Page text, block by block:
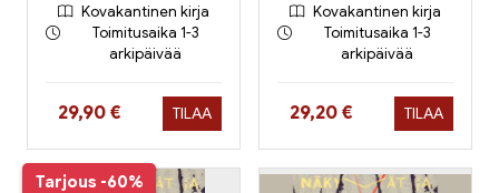
Kovakantinen kirja
Toimitusaika 1-3
arkipäivää
Hinta nyt
29,90 € TILAA
Kovakantinen kirja
Toimitusaika 1-3
arkipäivää
Hinta nyt
29,20 € TILAA
Tarjous -60%